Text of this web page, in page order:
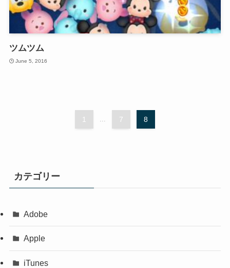
ツムツム
June 5, 2016
1 7 8
カテゴリー
Adobe
Apple
iTunes